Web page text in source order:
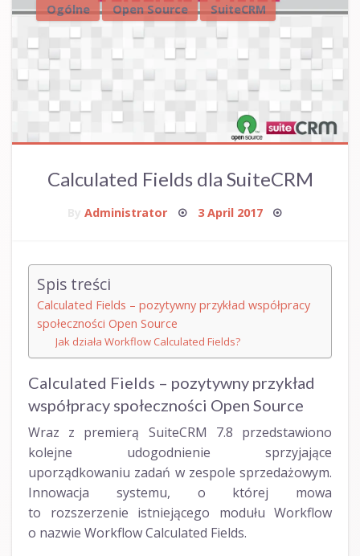
Ogólne Open Source SuiteCRM
Calculated Fields dla SuiteCRM
ByAdministrator Posted
3 April 2017
Spis treści
Calculated Fields – pozytywny przykład współpracy
społeczności Open Source
Jak działa Workflow Calculated Fields?
Calculated Fields – pozytywny przykład
współpracy społeczności Open Source
Wraz z premierą SuiteCRM 7.8 przedstawiono
kolejne udogodnienie sprzyjające
uporządkowaniu zadań w zespole sprzedażowym.
Innowacja systemu, o której mowa
to rozszerzenie istniejącego modułu Workflow
o nazwie Workflow Calculated Fields.